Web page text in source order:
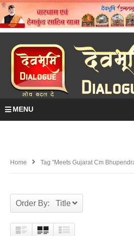
MENU
Home Tag "meets Gujarat Cm
Order By: Title